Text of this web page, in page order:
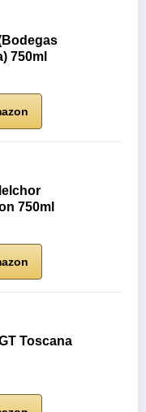
750ml
750ml
Toscana